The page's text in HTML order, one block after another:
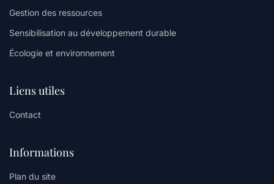
Gestion des ressources
Sensibilisation au développement durable
Écologie et environnement
Liens utiles
Contact
Informations
Plan du site